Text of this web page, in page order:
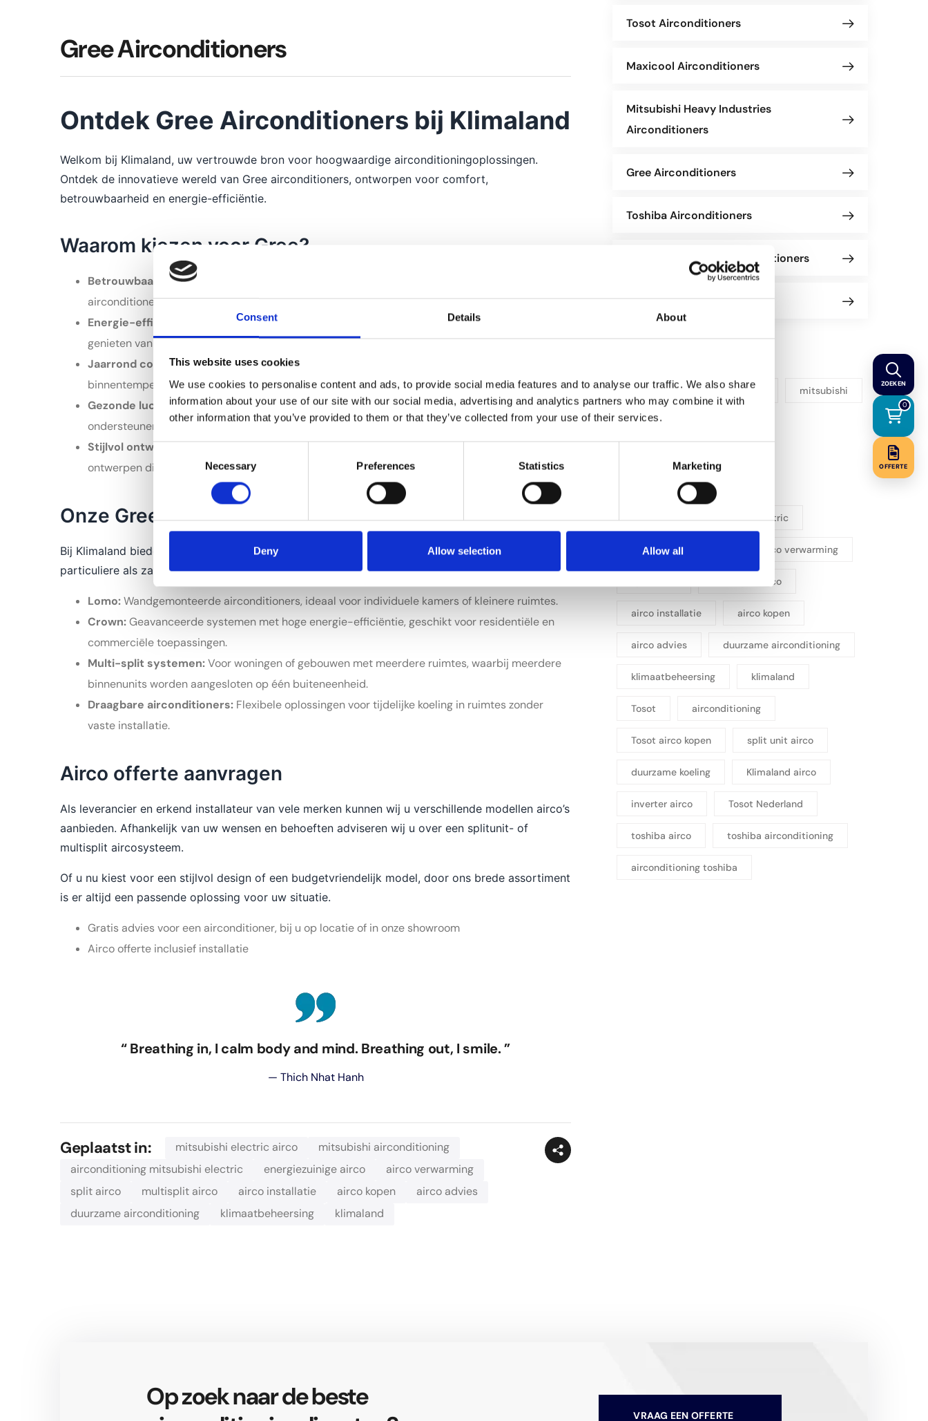
Consent Details About
This website uses cookies
We use cookies to personalise content and ads, to provide social media features and to analyse our traffic. We also share
information about your use of our site with our social media, advertising and analytics partners who may combine it with
other information that you’ve provided to them or that they’ve collected from your use of their services.
Consent
Selection
Necessary Preferences Statistics Marketing
Deny Allow selection Allow all
ZOEKEN
0
OFFERTE
Gree Airconditioners
Ontdek Gree Airconditioners bij Klimaland
Welkom bij Klimaland, uw vertrouwde bron voor hoogwaardige airconditioningoplossingen.
Ontdek de innovatieve wereld van Gree airconditioners, ontworpen voor comfort,
betrouwbaarheid en energie-efficiëntie.
Waarom kiezen voor Gree?
Betrouwbaarheid en prestaties:
airconditioners. De systemen leveren topprestaties en zijn gebouwd om lang mee te gaan.
Energie-efficiëntie:
Wij streven ernaar om energiezuinige oplossingen te bieden, zodat u kunt
genieten van optimaal comfort zonder hoge energiekosten.
Jaarrond comfort:Met Gree airconditioners geniet u het hele jaar door van een aangename
binnentemperatuur, dankzij zowel koel- als verwarmingsfuncties.
Gezonde luchtkwaliteit:De geavanceerde luchtfilters verbeteren de luchtkwaliteit en
ondersteunen uw gezondheid en welzijn.
Stijlvol ontwerp:
ontwerpen die passen bij diverse interieurstijlen.
Onze Gree airconditioners
Bij Klimaland bieden wij een uitgebreid assortiment Gree airconditioners, geschikt voor zowel
particuliere als zakelijke toepassingen.
Lomo:Wandgemonteerde airconditioners, ideaal voor individuele kamers of kleinere ruimtes.
Crown:Geavanceerde systemen met hoge energie-efficiëntie, geschikt voor residentiële en
commerciële toepassingen.
Multi-split systemen:Voor woningen of gebouwen met meerdere ruimtes, waarbij meerdere
binnenunits worden aangesloten op één buiteneenheid.
Draagbare airconditioners: Flexibele oplossingen voor tijdelijke koeling in ruimtes zonder
vaste installatie.
Airco offerte aanvragen
Als leverancier en erkend installateur van vele merken kunnen wij u verschillende modellen airco’s
aanbieden. Afhankelijk van uw wensen en behoeften adviseren wij u over een splitunit- of
multisplit aircosysteem.
Of u nu kiest voor een stijlvol design of een budgetvriendelijk model, door ons brede assortiment
is er altijd een passende oplossing voor uw situatie.
Gratis advies voor een airconditioner, bij u op locatie of in onze showroom
Airco offerte inclusief installatie
“ Breathing in, I calm body and mind. Breathing out, I smile. ”
— Thich Nhat Hanh
Geplaatst in: mitsubishi electric airco
mitsubishi airconditioning
airconditioning mitsubishi electric
energiezuinige airco
airco verwarming
split airco
multisplit airco airco installatie airco kopen
airco advies
duurzame airconditioning
klimaatbeheersing klimaland
Tosot Airconditioners
Maxicool Airconditioners
Mitsubishi Heavy Industries
Airconditioners
Gree Airconditioners
Toshiba Airconditioners
Mitsubishi Electric Airconditioners
More Merken
daikin airconditioners mitsubishi
electric
mitsubishi airconditioning
airconditioning mitsubishi electric
energiezuinige airco airco verwarming
multisplit airco
airco installatie airco kopen
airco advies duurzame airconditioning
klimaatbeheersing klimaland
Tosot airconditioning
Tosot airco kopen split unit airco
duurzame koeling Klimaland airco
inverter airco Tosot Nederland
toshiba airco toshiba airconditioning
airconditioning toshiba
Op zoek naar de beste
VRAAG EEN OFFERTE